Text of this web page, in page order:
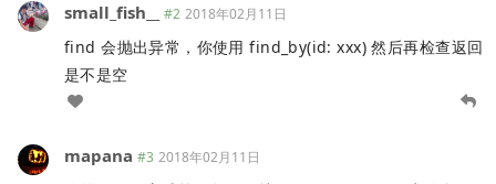
small_fish__ #2 2018年02月11日
find 会抛出异常，你使用 find_by(id: xxx) 然后再检查返回
是不是空
mapana #3 2018年02月11日